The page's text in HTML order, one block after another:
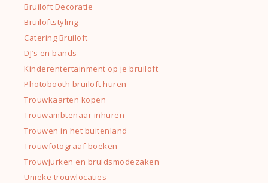
Bruiloft Decoratie
Bruiloftstyling
Catering Bruiloft
DJ’s en bands
Kinderentertainment op je bruiloft
Photobooth bruiloft huren
Trouwkaarten kopen
Trouwambtenaar inhuren
Trouwen in het buitenland
Trouwfotograaf boeken
Trouwjurken en bruidsmodezaken
Unieke trouwlocaties